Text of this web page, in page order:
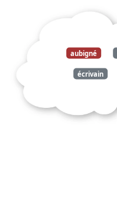
aubigné
écrivain